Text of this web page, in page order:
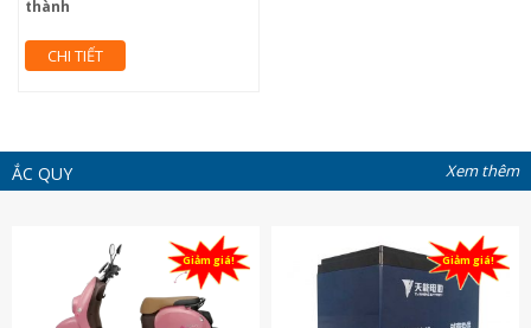
thành
CHI TIẾT
ẮC QUY Xem thêm
Giảm giá! Giảm giá!